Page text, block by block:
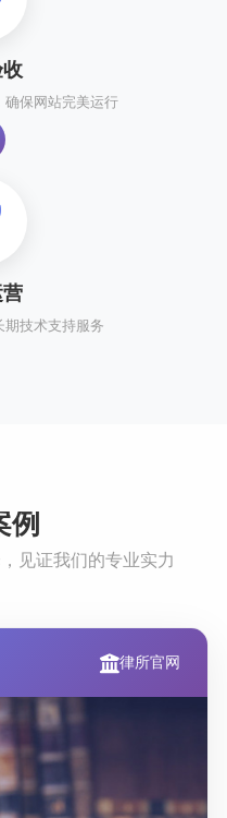
确保网站完美运行
期技术支持服务
例
见证我们的专业实力
律所官网